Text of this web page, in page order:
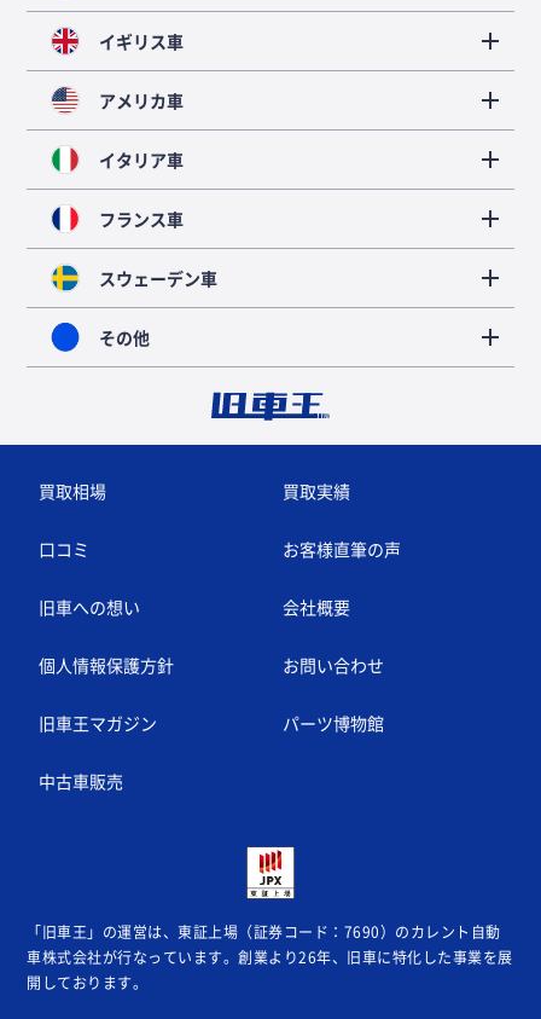
イギリス車
アメリカ車
イタリア車
フランス車
スウェーデン車
その他
買取相場 買取実績
口コミ お客様直筆の声
旧車への想い 会社概要
個人情報保護方針 お問い合わせ
旧車王マガジン パーツ博物館
中古車販売
「旧車王」の運営は、東証上場（証券コード：7690）のカレント自動
車株式会社が行なっています。創業より26年、旧車に特化した事業を展
開しております。